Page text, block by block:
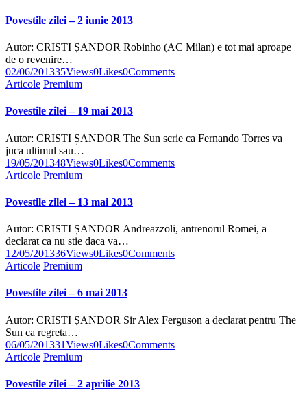
Povestile zilei – 2 iunie 2013
Autor: CRISTI ȘANDOR Robinho (AC Milan) e tot mai aproape
de o revenire…
02/06/201335Views0Likes0Comments
Articole Premium
Povestile zilei – 19 mai 2013
Autor: CRISTI ȘANDOR The Sun scrie ca Fernando Torres va
juca ultimul sau…
19/05/201348Views0Likes0Comments
Articole Premium
Povestile zilei – 13 mai 2013
Autor: CRISTI ȘANDOR Andreazzoli, antrenorul Romei, a
declarat ca nu stie daca va…
12/05/201336Views0Likes0Comments
Articole Premium
Povestile zilei – 6 mai 2013
Autor: CRISTI ȘANDOR Sir Alex Ferguson a declarat pentru The
Sun ca regreta…
06/05/201331Views0Likes0Comments
Articole Premium
Povestile zilei – 2 aprilie 2013